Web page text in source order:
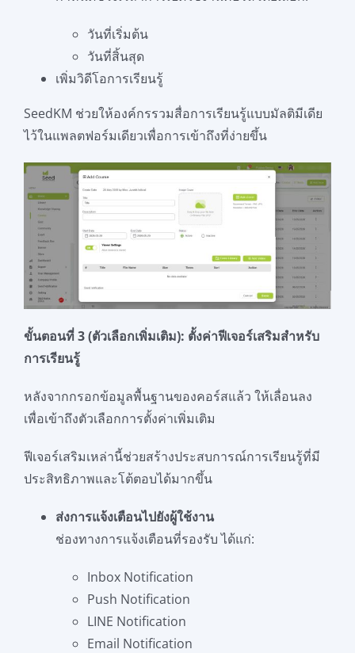
วันที่เริ่มต้น
วันที่สิ้นสุด
เพิ่มวิดีโอการเรียนรู้
SeedKM ช่วยให้องค์กรรวมสื่อการเรียนรู้แบบมัลติมีเดีย
ไว้ในแพลตฟอร์มเดียวเพื่อการเข้าถึงที่ง่ายขึ้น
ขั้นตอนที่ 3 (ตัวเลือกเพิ่มเติม): ตั้งค่าฟีเจอร์เสริมสำหรับ
การเรียนรู้
หลังจากกรอกข้อมูลพื้นฐานของคอร์สแล้ว ให้เลื่อนลง
เพื่อเข้าถึงตัวเลือกการตั้งค่าเพิ่มเติม
ฟีเจอร์เสริมเหล่านี้ช่วยสร้างประสบการณ์การเรียนรู้ที่มี
ประสิทธิภาพและโต้ตอบได้มากขึ้น
ส่งการแจ้งเตือนไปยังผู้ใช้งาน
ช่องทางการแจ้งเตือนที่รองรับ ได้แก่:
Inbox Notification
Push Notification
LINE Notification
Email Notification